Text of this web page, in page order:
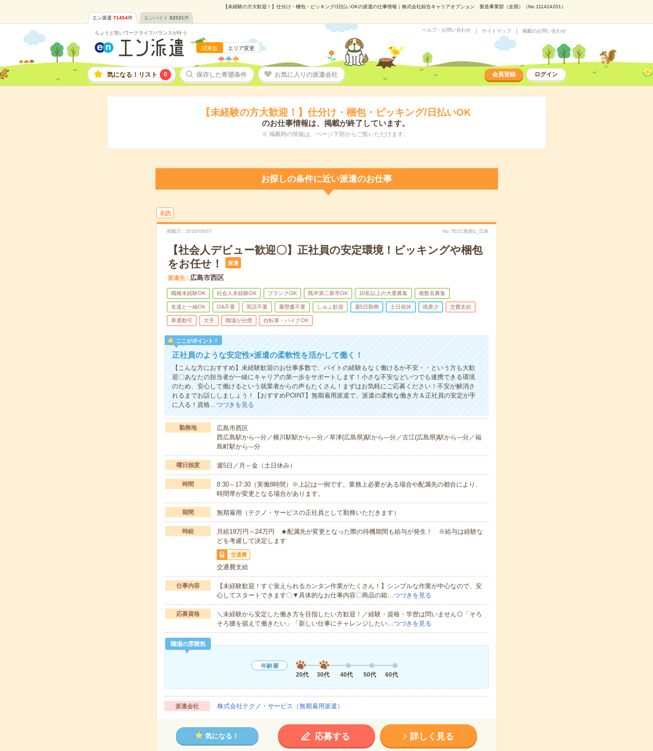
【未経験の方大歓迎！】仕分け・梱包・ピッキング/日払いOKの派遣の仕事情報｜株式会社綜合キャリアオプション 製造事業部（全国）（No.111424201）
エン派遣 71454件 エンバイト 82531件
ちょうど良いワークライフバランスが叶う
関東版 エリア変更
ヘルプ・お問い合わせ サイトマップ 掲載のお問い合わせ
気になる！リスト 0 保存した希望条件 お気に入りの派遣会社 会員登録 ログイン
【未経験の方大歓迎！】仕分け・梱包・ピッキング/日払いOK
のお仕事情報は、掲載が終了しています。
※ 掲載時の情報は、ページ下部からご覧いただけます。
お探しの条件に近い派遣のお仕事
未読
掲載日 2026/08/07 No.TECC無期1_広島
【社会人デビュー歓迎〇】正社員の安定環境！ピッキングや梱包
をお任せ！
派遣
派遣先 広島市西区
職種未経験OK 社会人未経験OK ブランクOK 既卒第二新卒OK 10名以上の大量募集 複数名募集
友達と一緒OK OA不要 英語不要 履歴書不要 しゅふ歓迎 週5日勤務 土日祝休 残業少 交費支給
車通勤可 大手 職場が分煙 自転車・バイクOK
ここがポイント！
正社員のような安定性×派遣の柔軟性を活かして働く！
【こんな方におすすめ】未経験歓迎のお仕事多数で、バイトの経験もなく働けるか不安・・という方も大歓
迎〇あなたの担当者が一緒にキャリアの第一歩をサポートします！小さな不安などいつでも連携できる環境
のため、安心して働けるという就業者からの声もたくさん！まずはお気軽にご応募ください！不安が解消さ
れるまでお話ししましょう！【おすすめPOINT】無期雇用派遣で、派遣の柔軟な働き方＆正社員の安定が手
に入る！資格…つづきを見る
勤務地
広島市西区
西広島駅から---分／横川駅駅から---分／草津(広島県)駅から---分／古江(広島県)駅から---分／福
島町駅から---分
曜日頻度 週5日／月～金（土日休み）
時間
8:30～17:30（実働8時間）※上記は一例です。業務上必要がある場合や配属先の都合により、
時間帯が変更となる場合があります。
期間 無期雇用（テクノ・サービスの正社員として勤務いただきます）
時給
月給19万円～24万円 ★配属先が変更となった際の待機期間も給与が発生！ ※給与は経験な
どを考慮して決定します
交通費
交通費支給
仕事内容
【未経験歓迎！すぐ覚えられるカンタン作業がたくさん！】シンプルな作業が中心なので、安
心してスタートできます〇▼具体的なお仕事内容〇商品の箱…つづきを見る
応募資格
＼未経験から安定した働き方を目指したい方歓迎！／経験・資格・学歴は問いません◎「そろ
そろ腰を据えて働きたい」「新しい仕事にチャレンジしたい…つづきを見る
職場の雰囲気
年齢層
20代
30代 40代 50代 60代
派遣会社 株式会社テクノ・サービス（無期雇用派遣）
気になる！ 応募する 詳しく見る